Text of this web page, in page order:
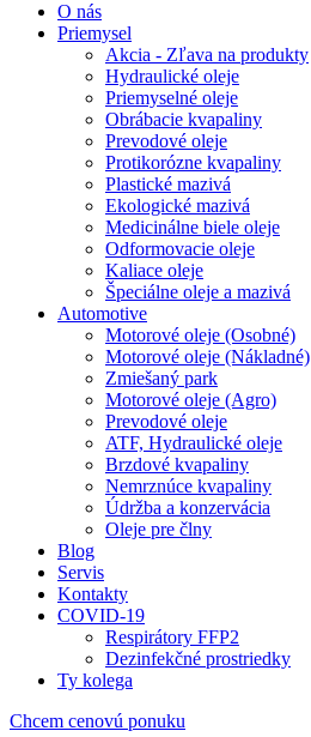
O nás
Priemysel
Akcia - Zľava na produkty
Hydraulické oleje
Priemyselné oleje
Obrábacie kvapaliny
Prevodové oleje
Protikorózne kvapaliny
Plastické mazivá
Ekologické mazivá
Medicinálne biele oleje
Odformovacie oleje
Kaliace oleje
Špeciálne oleje a mazivá
Automotive
Motorové oleje (Osobné)
Motorové oleje (Nákladné)
Zmiešaný park
Motorové oleje (Agro)
Prevodové oleje
ATF, Hydraulické oleje
Brzdové kvapaliny
Nemrznúce kvapaliny
Údržba a konzervácia
Oleje pre člny
Blog
Servis
Kontakty
COVID-19
Respirátory FFP2
Dezinfekčné prostriedky
Ty kolega
Chcem cenovú ponuku